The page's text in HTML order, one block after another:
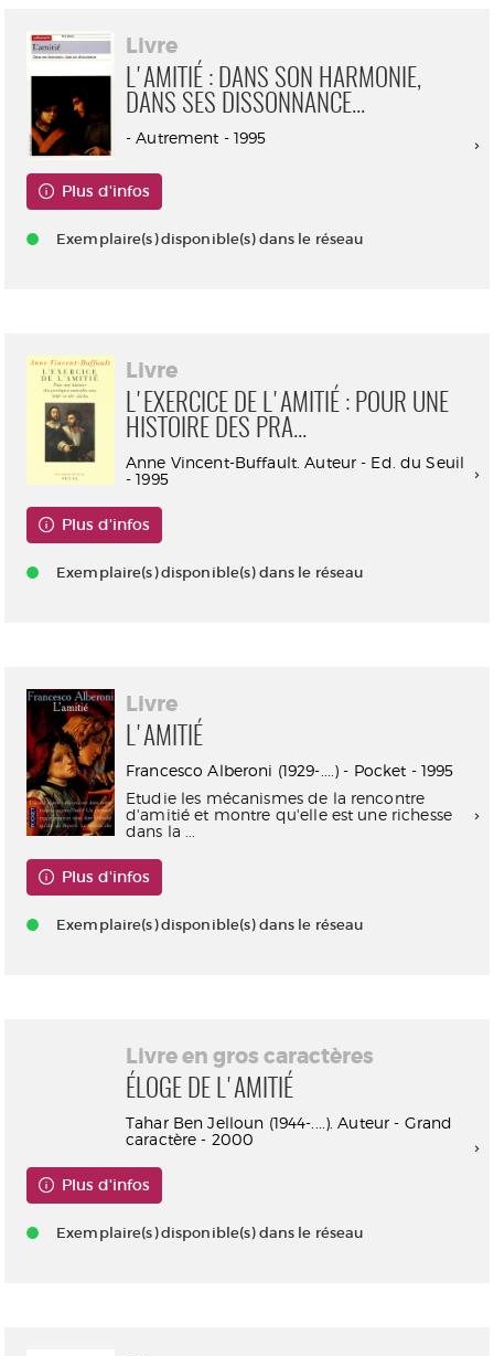
Livre
L'AMITIÉ : DANS SON HARMONIE,
DANS SES DISSONNANCE...
- Autrement - 1995
Plus d'infos
Exemplaire(s) disponible(s) dans le réseau
Livre
L'EXERCICE DE L'AMITIÉ : POUR UNE
HISTOIRE DES PRA...
Anne Vincent-Buffault. Auteur - Ed. du Seuil
- 1995
Plus d'infos
Exemplaire(s) disponible(s) dans le réseau
Livre
L'AMITIÉ
Francesco Alberoni (1929-....) - Pocket - 1995
Etudie les mécanismes de la rencontre
d'amitié et montre qu'elle est une richesse
dans la ...
Plus d'infos
Exemplaire(s) disponible(s) dans le réseau
Livre en gros caractères
ÉLOGE DE L'AMITIÉ
Tahar Ben Jelloun (1944-....). Auteur - Grand
caractère - 2000
Plus d'infos
Exemplaire(s) disponible(s) dans le réseau